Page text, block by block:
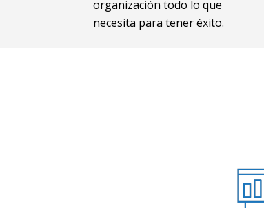
organización todo lo que
necesita para tener éxito.